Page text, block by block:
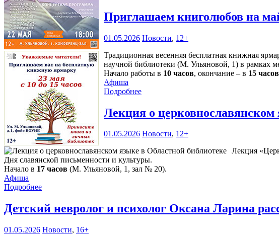
Приглашаем книголюбов на
01.05.2026 Новости, 12+
Традиционная весенняя бесплатная книжная
научной библиотеки (М. Ульяновой, 1) в рамках
Начало работы в 10 часов, окончание – в 15 часов
Афиша
Подробнее
Лекция о церковнославянском
01.05.2026 Новости, 12+
Лекция
Дня славянской письменности и культуры.
Начало в 17 часов (М. Ульяновой, 1, зал № 20).
Афиша
Подробнее
Детский невролог и психолог Оксана Ларина
01.05.2026 Новости, 16+